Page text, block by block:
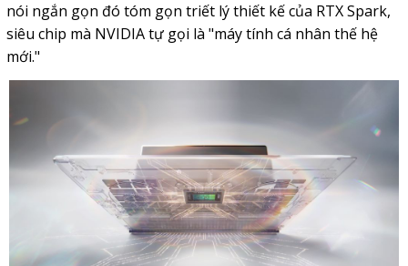
nói ngắn gọn đó tóm gọn triết lý thiết kế của RTX Spark,
siêu chip mà NVIDIA tự gọi là "máy tính cá nhân thế hệ
mới."